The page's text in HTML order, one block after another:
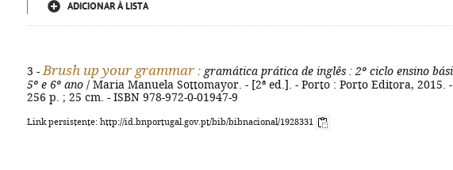
ADICIONAR À LISTA
3 - Brush up your grammar : gramática prática de inglês : 2º ciclo ensino
5º e 6º ano / Maria Manuela Sottomayor. - [2ª ed.]. - Porto : Porto Editora, 2015. -
256 p. ; 25 cm. - ISBN 978-972-0-01947-9
Link persistente: http://id.bnportugal.gov.pt/bib/bibnacional/1928331